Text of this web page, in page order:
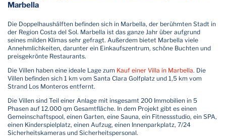
Marbella
Die Doppelhaushälften befinden sich in Marbella, der berühmten Stadt in
der Region Costa del Sol. Marbella ist das ganze Jahr über aufgrund
seines milden Klimas sehr gefragt. Außerdem bietet Marbella viele
Annehmlichkeiten, darunter ein Einkaufszentrum, schöne Buchten und
preisgekrönte Restaurants.
Die Villen haben eine ideale Lage zum Kauf einer Villa in Marbella. Die
Villen befinden sich 1 km vom Santa Clara Golfplatz und 1,5 km vom
Strand Los Monteros entfernt.
Die Villen sind Teil einer Anlage mit insgesamt 200 Immobilien in 5
Phasen auf 12.000 qm Gesamtfläche. In dem Projekt gibt es einen
Gemeinschaftspool, einen Garten, eine Sauna, ein Fitnessstudio, ein SPA,
einen Kinderspielplatz, einen Aufzug, einen Innenparkplatz, 7/24
Sicherheitskameras und Sicherheitspersonal.